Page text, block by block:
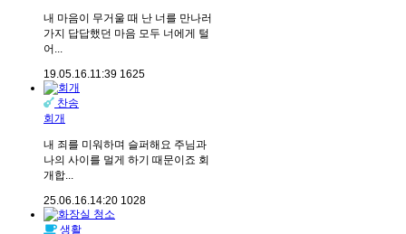
내 마음이 무거울 때 난 너를 만나러
가지 답답했던 마음 모두 너에게 털
어...
19.05.16.11:39 1625
찬송
회개
내 죄를 미워하며 슬퍼해요 주님과
나의 사이를 멀게 하기 때문이죠 회
개합...
25.06.16.14:20 1028
생활